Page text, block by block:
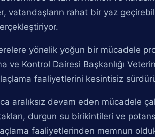
vatandaşların rahat bir yaz
yönelik yoğun bir mücadele
ve Kontrol Dairesi Başkanlığı
faaliyetlerini kesintisiz
aralıksız devam eden mücadele
durgun su birikintileri ve
faaliyetlerinden memnun